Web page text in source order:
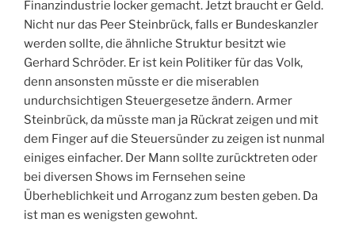
Finanzindustrie locker gemacht. Jetzt braucht er Geld.
Nicht nur das Peer Steinbrück, falls er Bundeskanzler
werden sollte, die ähnliche Struktur besitzt wie
Gerhard Schröder. Er ist kein Politiker für das Volk,
denn ansonsten müsste er die miserablen
undurchsichtigen Steuergesetze ändern. Armer
Steinbrück, da müsste man ja Rückrat zeigen und mit
dem Finger auf die Steuersünder zu zeigen ist nunmal
einiges einfacher. Der Mann sollte zurücktreten oder
bei diversen Shows im Fernsehen seine
Überheblichkeit und Arroganz zum besten geben. Da
ist man es wenigsten gewohnt.